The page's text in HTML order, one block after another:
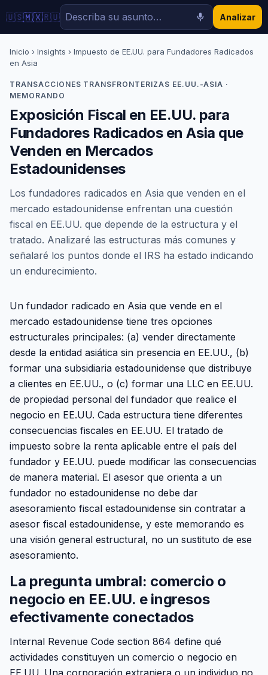
🇺🇸🇲🇽🇷🇺 Analizar
Inicio › Insights › Impuesto de EE.UU. para Fundadores Radicados
en Asia
TRANSACCIONES TRANSFRONTERIZAS EE.UU.-ASIA ·
MEMORANDO
Exposición Fiscal en EE.UU. para
Fundadores Radicados en Asia que
Venden en Mercados
Estadounidenses
Los fundadores radicados en Asia que venden en el
mercado estadounidense enfrentan una cuestión
fiscal en EE.UU. que depende de la estructura y el
tratado. Analizaré las estructuras más comunes y
señalaré los puntos donde el IRS ha estado indicando
un endurecimiento.
Un fundador radicado en Asia que vende en el
mercado estadounidense tiene tres opciones
estructurales principales: (a) vender directamente
desde la entidad asiática sin presencia en EE.UU., (b)
formar una subsidiaria estadounidense que distribuye
a clientes en EE.UU., o (c) formar una LLC en EE.UU.
de propiedad personal del fundador que realice el
negocio en EE.UU. Cada estructura tiene diferentes
consecuencias fiscales en EE.UU. El tratado de
impuesto sobre la renta aplicable entre el país del
fundador y EE.UU. puede modificar las consecuencias
de manera material. El asesor que orienta a un
fundador no estadounidense no debe dar
asesoramiento fiscal estadounidense sin contratar a
asesor fiscal estadounidense, y este memorando es
una visión general estructural, no un sustituto de ese
asesoramiento.
La pregunta umbral: comercio o
negocio en EE.UU. e ingresos
efectivamente conectados
Internal Revenue Code section 864 define qué
actividades constituyen un comercio o negocio en
EE.UU. Una corporación extranjera o un individuo no